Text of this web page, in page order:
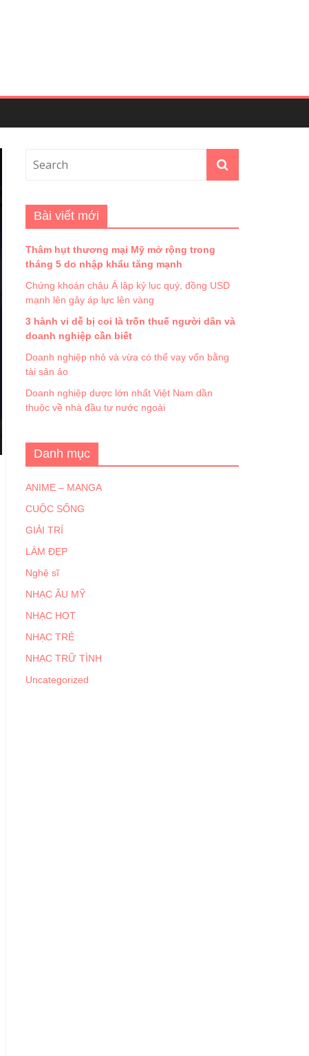
Bài viết mới
Thâm hụt thương mại Mỹ mở rộng trong
tháng 5 do nhập khẩu tăng mạnh
Chứng khoán châu Á lập kỷ lục quý, đồng USD
mạnh lên gây áp lực lên vàng
3 hành vi dễ bị coi là trốn thuế người dân và
doanh nghiệp cần biết
Doanh nghiệp nhỏ và vừa có thể vay vốn bằng
tài sản ảo
Doanh nghiệp dược lớn nhất Việt Nam dần
thuộc về nhà đầu tư nước ngoài
Danh mục
ANIME – MANGA
CUỘC SỐNG
GIẢI TRÍ
LÀM ĐẸP
Nghệ sĩ
NHẠC ÂU MỸ
NHẠC HOT
NHẠC TRẺ
NHẠC TRỮ TÌNH
Uncategorized